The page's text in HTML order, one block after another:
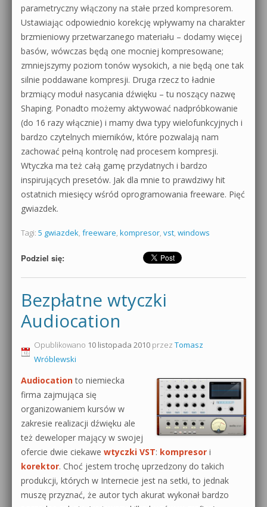
parametryczny włączony na stałe przed kompresorem.
Ustawiając odpowiednio korekcję wpływamy na charakter
brzmieniowy przetwarzanego materiału – dodamy więcej
basów, wówczas będą one mocniej kompresowane;
zmniejszymy poziom tonów wysokich, a nie będą one tak
silnie poddawane kompresji. Druga rzecz to ładnie
brzmiący moduł nasycania dźwięku – tu noszący nazwę
Shaping. Ponadto możemy aktywować nadpróbkowanie
(do 16 razy włącznie) i mamy dwa typy wielofunkcyjnych i
bardzo czytelnych mierników, które pozwalają nam
zachować pełną kontrolę nad procesem kompresji.
Wtyczka ma też całą gamę przydatnych i bardzo
inspirujących presetów. Jak dla mnie to prawdziwy hit
ostatnich miesięcy wśród oprogramowania freeware. Pięć
gwiazdek.
Tagi: 5 gwiazdek, freeware, kompresor, vst, windows
Podziel się:
Bezpłatne wtyczki
Audiocation
Opublikowano 10 listopada 2010 przez Tomasz
Wróblewski
Audiocationto niemiecka
firma zajmująca się
organizowaniem kursów w
zakresie realizacji dźwięku ale
też deweloper mający w swojej
ofercie dwie ciekawe wtyczki VST: kompresor i
korektor. Choć jestem trochę uprzedzony do takich
produkcji, których w Internecie jest na setki, to jednak
muszę przyznać, że autor tych akurat wykonał bardzo